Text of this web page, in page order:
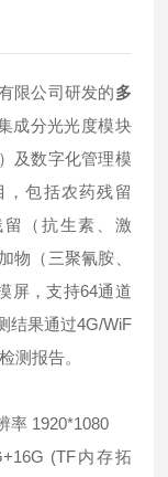
限公司研发的多
成分光光度模块
及数字化管理模
，包括农药残留
留（抗生素、激
物（三聚氰胺、
屏，支持64通道
结果通过4G/WiF
测报告。
率 1920*1080
(TF内存拓